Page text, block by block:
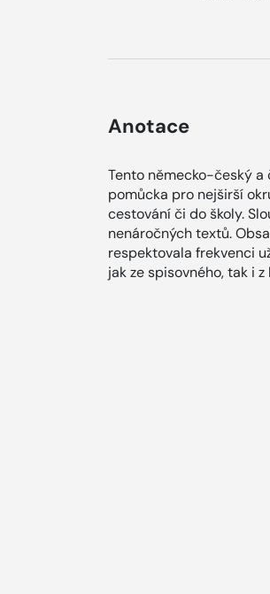
Anotace
Tento německo-český
pomůcka pro nejširší
cestování či do školy.
nenáročných textů.
respektovala frekvenci
jak ze spisovného, tak i